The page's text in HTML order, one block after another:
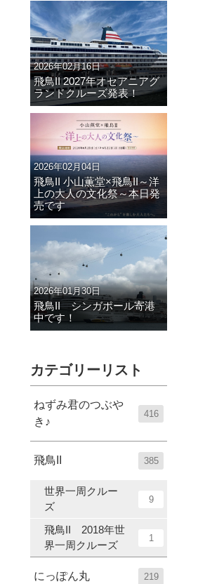
2026年02月16日
飛鳥II 2027年オセアニアグ
ランドクルーズ発表！
2026年02月04日
飛鳥II 小山薫堂×飛鳥II～洋
上の大人の文化祭～本日発
売です
2026年01月30日
飛鳥II シンガポール寄港
中です！
カテゴリーリスト
ねずみ君のつぶや
き♪
416
飛鳥II 385
世界一周クルー
ズ
9
飛鳥II 2018年世
界一周クルーズ
1
にっぽん丸 219